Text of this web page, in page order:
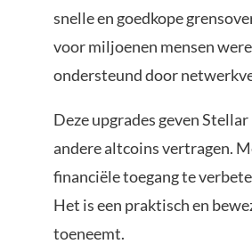
snelle en goedkope
voor miljoenen mensen
ondersteund door
Deze upgrades geven
andere altcoins vertragen.
financiële toegang te
Het is een praktisch en
toeneemt.